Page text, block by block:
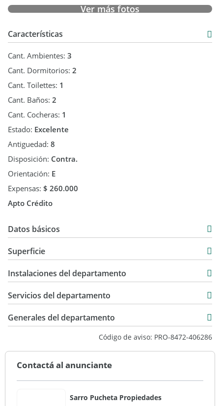
Edificio con piscina, deck, SUM en excelentes condiciones y
gimnasio.
Contáctanos ahora y coordina tu visita!
La información comercial presentada en este aviso
publicitario representa material de carácter informativo y/o
omisiones y cambios, incluyendo el precio o el retiro de la
oferta sin previo aviso.
Ver más fotos
Características
Cant. Ambientes: 3
Cant. Dormitorios: 2
Cant. Toilettes: 1
Cant. Baños: 2
Cant. Cocheras: 1
Estado: Excelente
Antiguedad: 8
Disposición: Contra.
Orientación: E
Expensas: $ 260.000
Apto Crédito
Datos básicos
Venta
USD 235.000
Superficie
84 m2
Instalaciones del departamento
Servicios del departamento
Generales del departamento
Código de aviso: PRO-8472-406286
Contactá al anunciante
Sarro Pucheta Propiedades